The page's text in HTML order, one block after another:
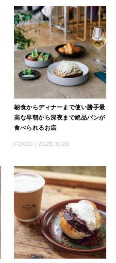
朝食からディナーまで使い勝手最
高な早朝から深夜まで絶品パンが
食べられるお店
FOOD 2023.10.20